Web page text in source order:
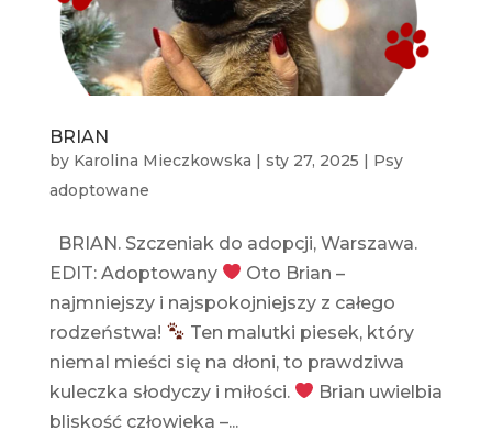
BRIAN
by Karolina Mieczkowska | sty 27, 2025 | Psy
adoptowane
BRIAN. Szczeniak do adopcji, Warszawa.
EDIT: Adoptowany
Oto Brian –
najmniejszy i najspokojniejszy z całego
rodzeństwa!
Ten malutki piesek, który
niemal mieści się na dłoni, to prawdziwa
kuleczka słodyczy i miłości.
Brian uwielbia
bliskość człowieka –...